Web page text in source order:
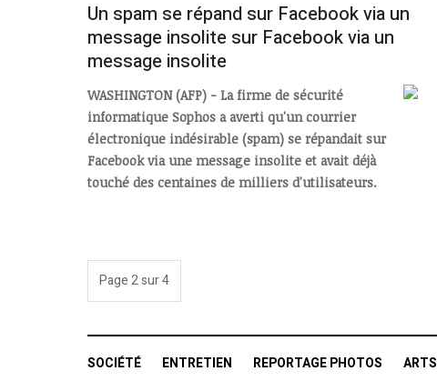
Un spam se répand sur Facebook via un
message insolite sur Facebook via un
message insolite
WASHINGTON (AFP) - La firme de sécurité
informatique Sophos a averti qu'un courrier
électronique indésirable (spam) se répandait sur
Facebook via une message insolite et avait déjà
touché des centaines de milliers d'utilisateurs.
Page 2 sur 4
SOCIÉTÉ ENTRETIEN REPORTAGE PHOTOS